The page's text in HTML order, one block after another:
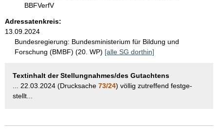
BBFVerfV
Adressatenkreis:
13.09.2024
Bundesregierung: Bundesministerium für Bildung und
Forschung (BMBF) (20. WP) [alle SG dorthin]
Textinhalt der Stellungnahmes/des Gutachtens
... 22.03.2024 (Drucksache 73/24) völlig zutreffend festge-
stellt...